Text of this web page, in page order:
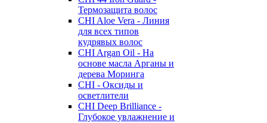
Термозащита волос
CHI Aloe Vera - Линия
для всех типов
кудрявых волос
CHI Argan Oil - На
основе масла Арганы и
дерева Моринга
CHI - Оксиды и
осветлители
CHI Deep Brilliance -
Глубокое увлажнение и